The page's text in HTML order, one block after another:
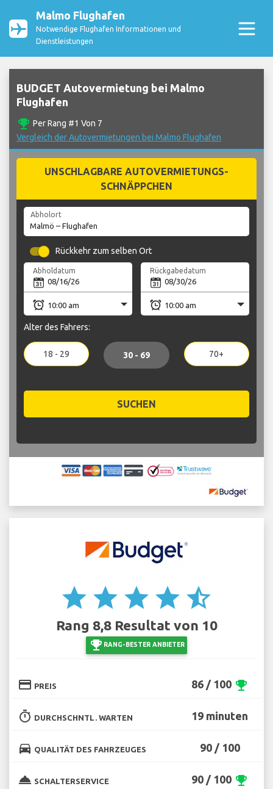
Malmo Flughafen
Notwendige Flughafen Informationen und
Dienstleistungen
BUDGET Autovermietung bei Malmo
Flughafen
emoji_events Per Rang #1 Von 7
Vergleich der Autovermietungen bei Malmo Flughafen
UNSCHLAGBARE AUTOVERMIETUNGS-
SCHNÄPPCHEN
Abholort
Rückkehr zum selben Ort
Abholdatum Rückgabedatum
Alter des Fahrers:
18 - 29 30 - 69 70+
SUCHEN
star star star star star_half
Rang 8,8 Resultat von 10
emoji_events RANG-BESTER ANBIETER
credit_card PREIS 86 / 100 emoji_events
timer DURCHSCHNTL. WARTEN 19 minuten
directions_car QUALITÄT DES FAHRZEUGES 90 / 100
room_service SCHALTERSERVICE 90 / 100 emoji_events